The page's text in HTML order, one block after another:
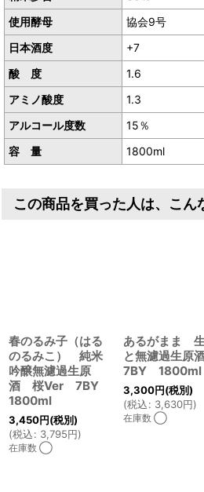
使用酵母
協会9号
日本酒度
+7
酸 度
1.6
アミノ酸度
1.3
アルコール度数
15％
容 量
1800ml
この商品を買った人は、こん
春のるみ子（はる
のるみこ） 純米
吟醸無濾過生原
酒 桜Ver 7BY
1800ml
3,450円(税別)
(税込: 3,795円)
在庫数 ◯
あるがまま
と無濾過生原
7BY 1800ml
3,300円(税別)
(税込: 3,630円)
在庫数 ◯